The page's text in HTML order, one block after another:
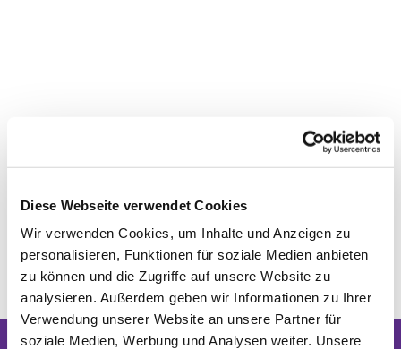
Diese Webseite verwendet Cookies
Wir verwenden Cookies, um Inhalte und Anzeigen zu
personalisieren, Funktionen für soziale Medien anbieten
zu können und die Zugriffe auf unsere Website zu
analysieren. Außerdem geben wir Informationen zu Ihrer
Verwendung unserer Website an unsere Partner für
soziale Medien, Werbung und Analysen weiter. Unsere